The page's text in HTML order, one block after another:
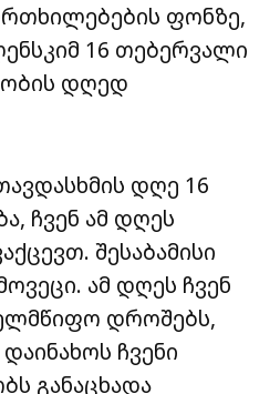
ფონზე,
16 თებერვალი
დღედ
დღე 16
ჩვენ ამ დღეს
შესაბამისი
ამ დღეს ჩვენ
დროშებს,
ჩვენი
განაცხადა